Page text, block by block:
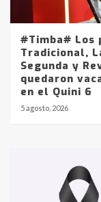
#Timba# Los
Tradicional,
Segunda y
quedaron
en el Quini 6
5 agosto, 2026
en